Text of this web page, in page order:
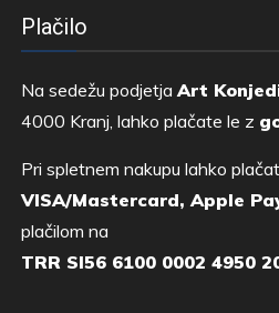
Plačilo
Na sedežu podjetjaArt
4000 Kranj, lahko plačate le z
Pri spletnem nakupu lahko
VISA/Mastercard, Apple
plačilom na
TRR SI56 6100 0002 4950